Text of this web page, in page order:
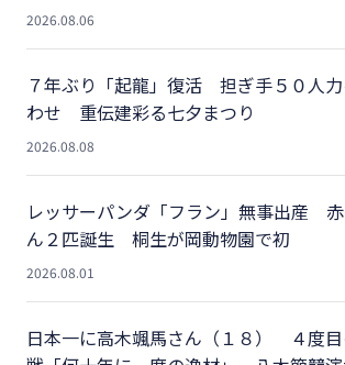
2026.08.06
７年ぶり「起龍」復活 担ぎ手５０人
わせ 重伝建彩る七夕まつり
2026.08.08
レッサーパンダ「フラン」無事出産
ん２匹誕生 桐生が岡動物園で初
2026.08.01
日本一に高木颯馬さん（１８） ４度